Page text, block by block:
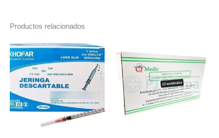
Productos relacionados